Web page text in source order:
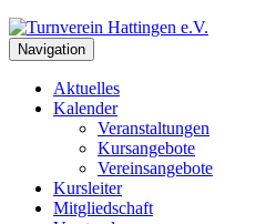
Navigation
Aktuelles
Kalender
Veranstaltungen
Kursangebote
Vereinsangebote
Kursleiter
Mitgliedschaft